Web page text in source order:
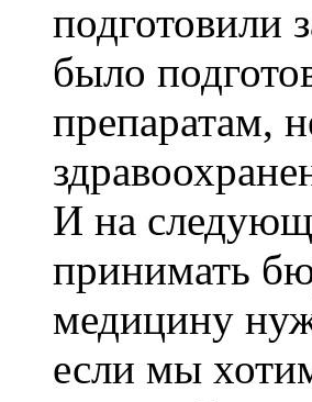
подготовили
было
препаратам,
И на
принимать
медицину
если мы